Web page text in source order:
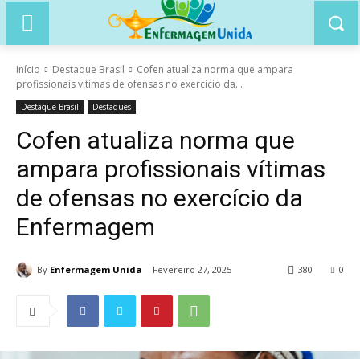
Início Destaque Brasil
Cofen atualiza norma que ampara
profissionais vítimas de ofensas no exercício da...
Destaque Brasil Destaques
Cofen atualiza norma que
ampara profissionais vítimas
de ofensas no exercício da
Enfermagem
By Enfermagem Unida Fevereiro 27, 2025 0
380